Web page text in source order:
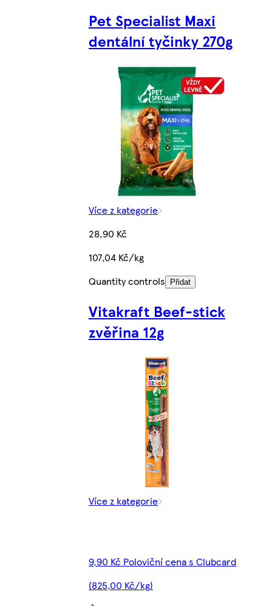
Pet Specialist Maxi
dentální tyčinky 270g
Více z kategorie
28,90 Kč
107,04 Kč/kg
Quantity controls
Přidat
Vitakraft Beef-stick
zvěřina 12g
Více z kategorie
9,90 Kč Poloviční cena s Clubcard
(825,00 Kč/kg)